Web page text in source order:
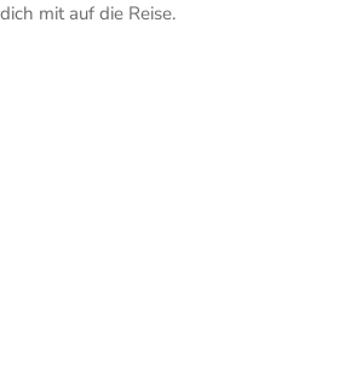
mit auf die Reise.